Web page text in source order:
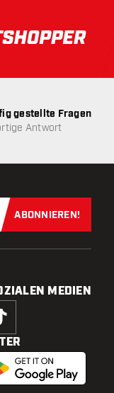
Lager, Versand
gestellte Fragen
Antwort
Jetzt für
ABONNIEREN!
MEDIEN